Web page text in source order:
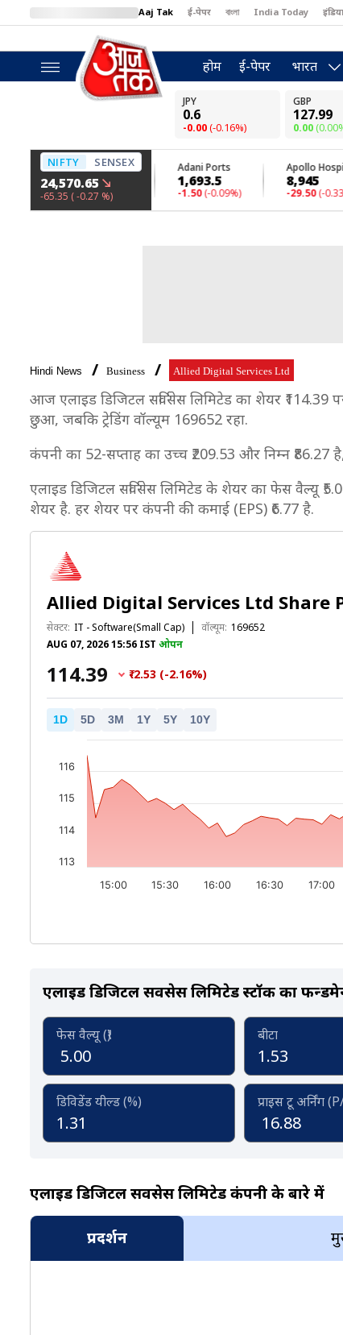
Aaj Tak ई-पेपर বাংলা India Today
BT Bazaar
होम ई-पेपर भारत
Hindi News Business Allied Digital Services Ltd
आज एलाइड डिजिटल सर्विसेस लिमिटेड का शेयर ₹114.39
छुआ, जबकि ट्रेडिंग वॉल्यूम 169652 रहा.
कंपनी का 52-सप्ताह का उच्च ₹209.53 और निम्न
एलाइड डिजिटल सर्विसेस लिमिटेड के शेयर का फेस वैल्यू
शेयर है. हर शेयर पर कंपनी की कमाई (EPS) ₹6.77 है.
Allied Digital Services Ltd Share
सेक्टर: IT - Software(Small Cap) वॉल्यूम: 169652
AUG 07, 2026 15:56 IST ओपन
₹114.39 ₹-2.53 (-2.16%)
1D 5D 3M 1Y 5Y 10Y
15:00 15:30 16:00 16:30 17:00
113
114
115
116
एलाइड डिजिटल सर्विसेस लिमिटेड स्टॉक का
फेस वैल्यू (₹)
5.00
बीटा
1.53
डिविडेंड यील्ड (%)
1.31
प्राइस टू अर्निंग
16.88
एलाइड डिजिटल सर्विसेस लिमिटेड कंपनी के बारे में
प्रदर्शन